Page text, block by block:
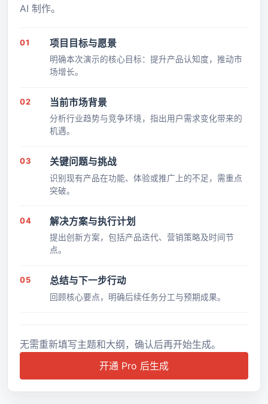
AI 制作。
01 项目目标与愿景
明确本次演示的核心目标：提升产品认知度，推动市
场增长。
02 当前市场背景
分析行业趋势与竞争环境，指出用户需求变化带来的
机遇。
03 关键问题与挑战
识别现有产品在功能、体验或推广上的不足，需重点
突破。
04 解决方案与执行计划
提出创新方案，包括产品迭代、营销策略及时间节
点。
05 总结与下一步行动
回顾核心要点，明确后续任务分工与预期成果。
无需重新填写主题和大纲，确认后再开始生成。
开通 Pro 后生成